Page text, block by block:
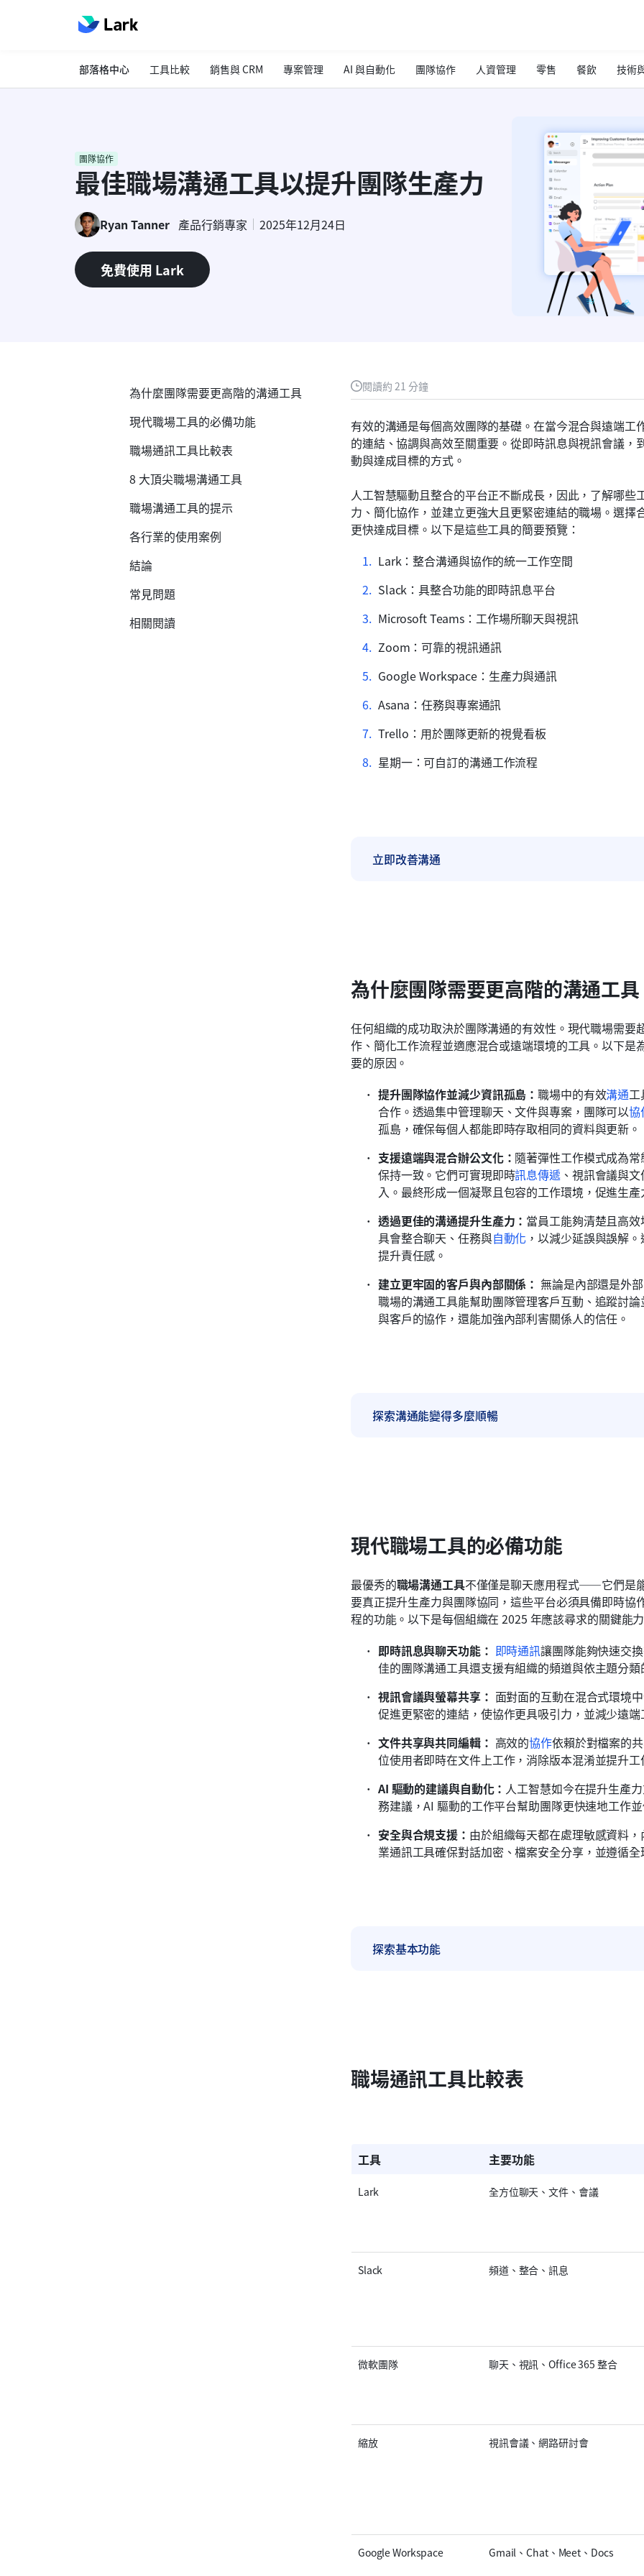
部落格中心 工具比較 銷售與 CRM 專案管理 AI 與自動化 團隊協作 人資管理 零售 餐飲 技術
團隊協作
最佳職場溝通工具以提升團隊生產力
Ryan Tanner 產品行銷專家 2025年12月24日
免費使用 Lark
閱讀約 21 分鐘
有效的溝通是每個高效團隊的基礎。在當今混合與遠端工
的連結、協調與高效至關重要。從即時訊息與視訊會議
動與達成目標的方式。
人工智慧驅動且整合的平台正不斷成長，因此，了解哪
力、簡化協作，並建立更強大且更緊密連結的職場。選
更快達成目標。以下是這些工具的簡要預覽：
Lark：整合溝通與協作的統一工作空間
Slack：具整合功能的即時訊息平台
Microsoft Teams：工作場所聊天與視訊
Zoom：可靠的視訊通訊
Google Workspace：生產力與通訊
Asana：任務與專案通訊
Trello：用於團隊更新的視覺看板
星期一：可自訂的溝通工作流程
立即改善溝通
為什麼團隊需要更高階的溝通工具
任何組織的成功取決於團隊溝通的有效性。現代職場需
作、簡化工作流程並適應混合或遠端環境的工具。以下
要的原因。
提升團隊協作並減少資訊孤島：職場中的有效溝通工
合作。透過集中管理聊天、文件與專案，團隊可以協
孤島，確保每個人都能即時存取相同的資料與更新。
支援遠端與混合辦公文化： 隨著彈性工作模式成為
保持一致。它們可實現即時訊息傳遞、視訊會議與文
入。最終形成一個凝聚且包容的工作環境，促進生
透過更佳的溝通提升生產力： 當員工能夠清楚且高
具會整合聊天、任務與自動化 ，以減少延誤與誤解
提升責任感。
建立更牢固的客戶與內部關係： 無論是內部還是外
職場的溝通工具能幫助團隊管理客戶互動、追蹤討
與客戶的協作，還能加強內部利害關係人的信任。
探索溝通能變得多麼順暢
現代職場工具的必備功能
最優秀的職場溝通工具不僅僅是聊天應用程式——它們是
要真正提升生產力與團隊協同，這些平台必須具備即時
程的功能。以下是每個組織在 2025 年應該尋求的關鍵能
即時訊息與聊天功能： 即時通訊讓團隊能夠快速交
佳的團隊溝通工具還支援有組織的頻道與依主題分
視訊會議與螢幕共享： 面對面的互動在混合式環境
促進更緊密的連結，使協作更具吸引力，並減少遠
文件共享與共同編輯： 高效的協作依賴於對檔案的
位使用者即時在文件上工作，消除版本混淆並提升
AI 驅動的建議與自動化： 人工智慧如今在提升生產
務建議，AI 驅動的工作平台幫助團隊更快速地工作
安全與合規支援： 由於組織每天都在處理敏感資料
業通訊工具確保對話加密、檔案安全分享，並遵循
探索基本功能
職場通訊工具比較表
工具 主要功能
Lark 全方位聊天、文件、會議
Slack 頻道、整合、訊息
微軟團隊 聊天、視訊、Office 365 整合
縮放 視訊會議、網路研討會
Google Workspace Gmail、Chat、Meet、Docs
為什麼團隊需要更高階的溝通工具
現代職場工具的必備功能
職場通訊工具比較表
8 大頂尖職場溝通工具
職場溝通工具的提示
各行業的使用案例
結論
常見問題
相關閱讀